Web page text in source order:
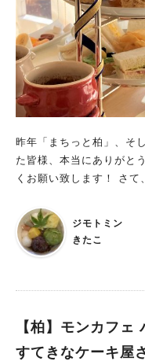
昨年「まちっと柏」、そ
た皆様、本当にありがと
くお願い致します！ さて、令和5年が始まりました。 柏神社に
かけて大規模修繕工事を
社」。 羽黒山に鎮座する
園に鎮座する八坂神社の合祀社
ジモトミン
きたこ
【柏】モンカフ
すてきなケーキ屋